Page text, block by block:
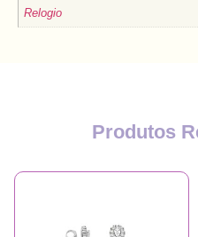
Relogio
Produtos